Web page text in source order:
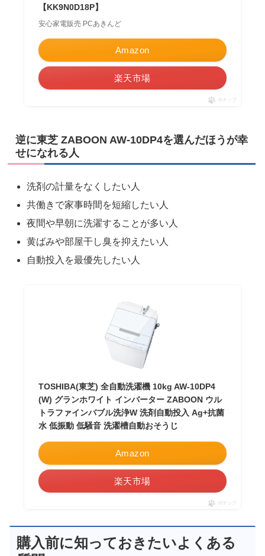
【KK9N0D18P】
安心家電販売 PCあきんど
Amazon
楽天市場
ポチップ
逆に東芝 ZABOON AW-10DP4を選んだほうが幸
せになれる人
洗剤の計量をなくしたい人
共働きで家事時間を短縮したい人
夜間や早朝に洗濯することが多い人
黄ばみや部屋干し臭を抑えたい人
自動投入を最優先したい人
TOSHIBA(東芝) 全自動洗濯機 10kg AW-10DP4
(W) グランホワイト インバーター ZABOON ウル
トラファインバブル洗浄W 洗剤自動投入 Ag+抗菌
水 低振動 低騒音 洗濯槽自動おそうじ
Amazon
楽天市場
ポチップ
購入前に知っておきたいよくある